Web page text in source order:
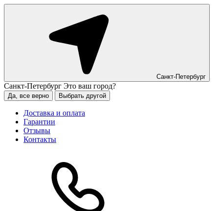
Санкт-Петербург
Санкт-Петербург Это ваш город?
Да, все верно Выбрать другой
Доставка и оплата
Гарантии
Отзывы
Контакты